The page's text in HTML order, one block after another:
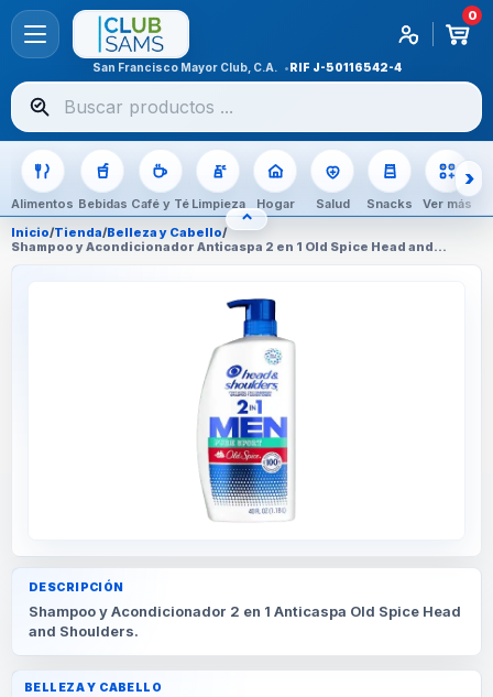
0
San Francisco Mayor Club, C.A. RIF J-50116542-4
Buscar
productos
Alimentos Bebidas Café y Té Limpieza Hogar Salud Snacks Ver más
⌃OCULTAR CATEGORÍAS
Inicio/Tienda/Belleza y Cabello/
Shampoo y Acondicionador Anticaspa 2 en 1 Old Spice Head and
DESCRIPCIÓN
Shampoo y Acondicionador 2 en 1 Anticaspa Old Spice Head
and Shoulders.
BELLEZA Y CABELLO